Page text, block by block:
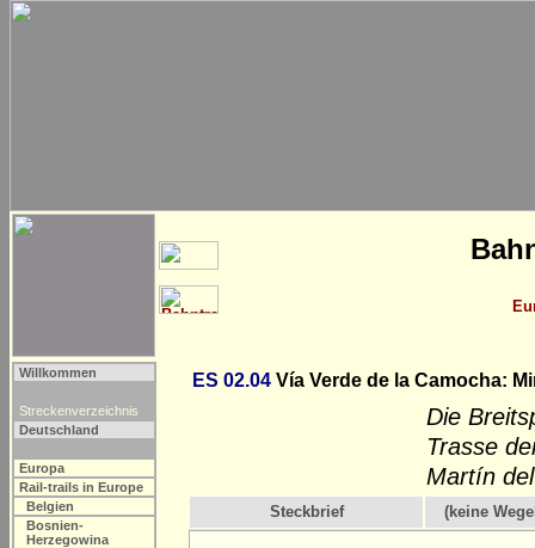
Willkommen
Streckenverzeichnis
Deutschland
Europa
Rail-trails in Europe
Belgien
Bosnien-
Herzegowina
ES 02.04 Vía Verde de la Camocha:
Die
Trasse
Martín
Steckbrief (keine